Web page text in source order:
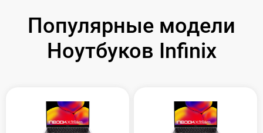
Популярные модели
Ноутбуков Infinix